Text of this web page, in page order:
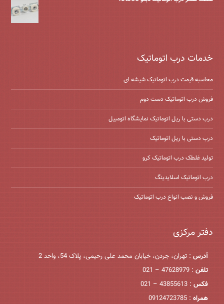
خدمات درب اتوماتیک
محاسبه قیمت درب اتوماتیک شیشه ‌ای
فروش درب اتوماتیک دست دوم
درب دستی با ریل اتوماتیک نمایشگاه اتومبیل
درب دستی با ریل اتوماتیک
تولید غلطک درب اتوماتیک کرو
درب اتوماتیک اسلایدینگ
فروش و نصب انواع درب اتوماتیک
دفتر مرکزی
آدرس : تهران، جردن، خیابان محمد علی رحیمی، پلاک 54، واحد 2
تلفن : 47628979 – 021
فکس : 43855613 – 021
همراه : 09124723785